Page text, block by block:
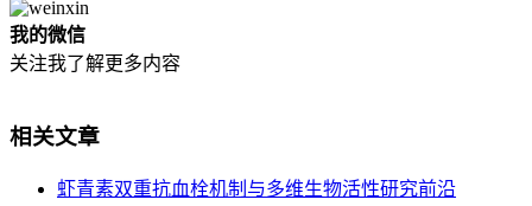
我的微信
关注我了解更多内容
相关文章
虾青素双重抗血栓机制与多维生物活性研究前沿